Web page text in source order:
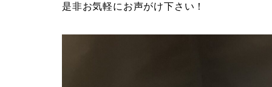
是非お気軽にお声がけ下さい！